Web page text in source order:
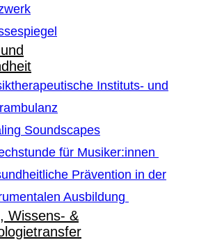
Instituts- und
Soundscapes
für Musiker:innen
Prävention in der
Ausbildung
Wissens- &